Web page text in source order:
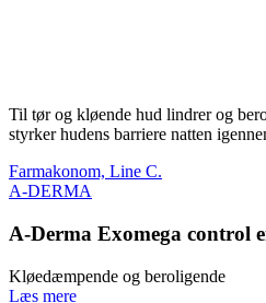
Til tør og kløende hud lindrer og
styrker hudens barriere natten
Farmakonom, Line C.
A-DERMA
A-Derma Exomega control
Kløedæmpende og beroligende
Læs mere